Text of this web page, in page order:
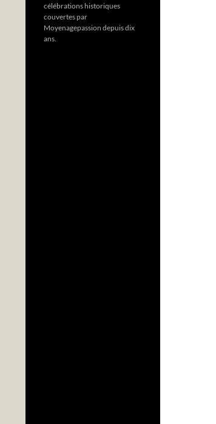
célébrations historiques
couvertes par
Moyenagepassion depuis dix
ans.